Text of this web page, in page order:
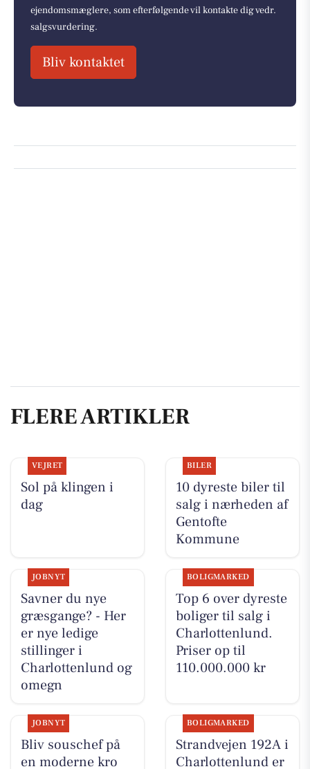
ejendomsmæglere, som efterfølgende vil kontakte dig vedr.
salgsvurdering.
Bliv kontaktet
FLERE ARTIKLER
VEJRET
Sol på klingen i
dag
BILER
10 dyreste biler til
salg i nærheden af
Gentofte
Kommune
JOBNYT
Savner du nye
græsgange? - Her
er nye ledige
stillinger i
Charlottenlund og
omegn
BOLIGMARKED
Top 6 over dyreste
boliger til salg i
Charlottenlund.
Priser op til
110.000.000 kr
JOBNYT
Bliv souschef på
en moderne kro
BOLIGMARKED
Strandvejen 192A i
Charlottenlund er